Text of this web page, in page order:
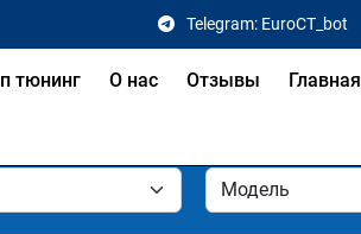
Telegram: EuroCT_bot
тюнинг О нас Отзывы Главная